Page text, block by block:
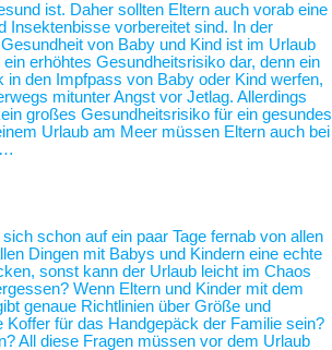
ist. Daher sollten Eltern auch vorab eine
Insektenbisse vorbereitet sind. In der
von Baby und Kind ist im Urlaub
erhöhtes Gesundheitsrisiko dar, denn ein
den Impfpass von Baby oder Kind werfen,
mitunter Angst vor Jetlag. Allerdings
großes Gesundheitsrisiko für ein gesundes
Urlaub am Meer müssen Eltern auch bei
schon auf ein paar Tage fernab von allen
Dingen mit Babys und Kindern eine echte
sonst kann der Urlaub leicht im Chaos
Wenn Eltern und Kinder mit dem
genaue Richtlinien über Größe und
für das Handgepäck der Familie sein?
All diese Fragen müssen vor dem Urlaub